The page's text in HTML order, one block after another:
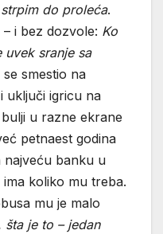
do proleća.
i bez dozvole: Ko
uvek sranje sa
smestio na
uključi igricu na
u razne ekrane
petnaest godina
najveću banku u
ima koliko mu treba.
mu je malo
šta je to – jedan